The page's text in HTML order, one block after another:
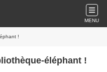
MENU
!
éléphant !